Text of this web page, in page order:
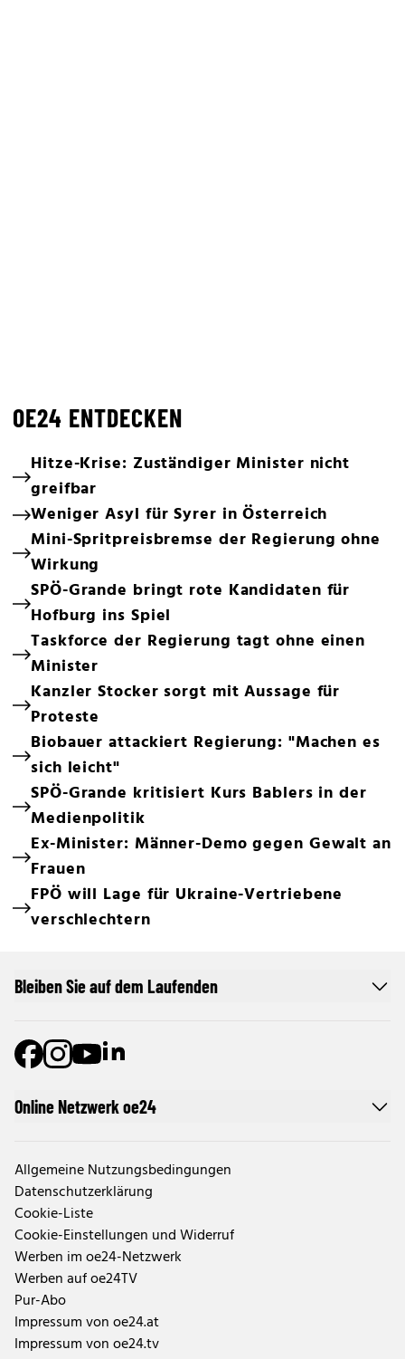
OE24 ENTDECKEN
Hitze-Krise: Zuständiger Minister nicht
greifbar
Weniger Asyl für Syrer in Österreich
Mini-Spritpreisbremse der Regierung ohne
Wirkung
SPÖ-Grande bringt rote Kandidaten für
Hofburg ins Spiel
Taskforce der Regierung tagt ohne einen
Minister
Kanzler Stocker sorgt mit Aussage für
Proteste
Biobauer attackiert Regierung: "Machen es
sich leicht"
SPÖ-Grande kritisiert Kurs Bablers in der
Medienpolitik
Ex-Minister: Männer-Demo gegen Gewalt an
Frauen
FPÖ will Lage für Ukraine-Vertriebene
verschlechtern
Online Netzwerk oe24
Allgemeine Nutzungsbedingungen
Datenschutzerklärung
Cookie-Liste
Cookie-Einstellungen und Widerruf
Werben im oe24-Netzwerk
Werben auf oe24TV
Pur-Abo
Impressum von oe24.at
Impressum von oe24.tv
Bleiben Sie auf dem Laufenden